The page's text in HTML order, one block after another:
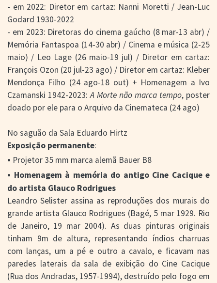
- em 2022: Diretor em cartaz: Nanni Moretti / Jean-Luc
Godard 1930-2022
- em 2023: Diretoras do cinema gaúcho (8 mar-13 abr) /
Memória Fantaspoa (14-30 abr) / Cinema e música (2-25
maio) / Leo Lage (26 maio-19 jul) / Diretor em cartaz:
François Ozon (20 jul-23 ago) / Diretor em cartaz: Kleber
Mendonça Filho (24 ago-18 out) + Homenagem a Ivo
Czamanski 1942-2023:A Morte não marca tempo, poster
doado por ele para o Arquivo da Cinemateca (24 ago)
No saguão da Sala Eduardo Hirtz
Exposição permanente:
• Projetor 35 mm marca alemã Bauer B8
• Homenagem à memória do antigo Cine Cacique e
do artista Glauco Rodrigues
Leandro Selister assina as reproduções dos murais do
grande artista Glauco Rodrigues (Bagé, 5 mar 1929. Rio
de Janeiro, 19 mar 2004). As duas pinturas originais
tinham 9m de altura, representando índios charruas
com lanças, um a pé e outro a cavalo, e ficavam nas
paredes laterais da sala de exibição do Cine Cacique
(Rua dos Andradas, 1957-1994), destruído pelo fogo em